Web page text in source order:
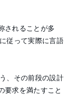
されることが多
従って実際に言語
、その前段の設計
要求を満たすこと